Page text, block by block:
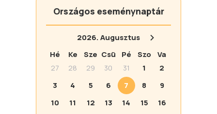
Országos eseménynaptár
2026.Augusztus
Hé
Ke Sze Csü Pé Szo
Va
27
28 29 30 31 1
2
3
4 5 6 7 8
9
10
11 12 13 14 15
16